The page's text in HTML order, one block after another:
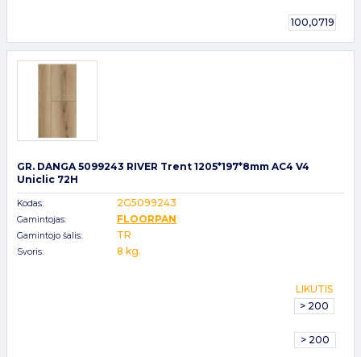
100,0719
GR. DANGA 5099243 RIVER Trent 1205*197*8mm AC4 V4
Uniclic 72H
Kodas: 2G5099243
Gamintojas: FLOORPAN
Gamintojo šalis: TR
Svoris: 8 kg.
LIKUTIS
> 200
> 200